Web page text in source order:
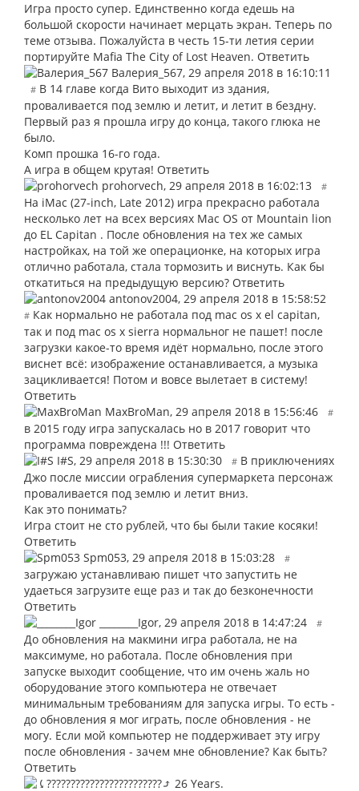
Игра просто супер. Единственно когда едешь на
большой скорости начинает мерцать экран. Теперь по
теме отзыва. Пожалуйста в честь 15-ти летия серии
портируйте Mafia The City of Lost Heaven. Ответить
Валерия_567, 29 апреля 2018 в 16:10:11
# В 14 главе когда Вито выходит из здания,
проваливается под землю и летит, и летит в бездну.
Первый раз я прошла игру до конца, такого глюка не
было.
Комп прошка 16-го года.
А игра в общем крутая! Ответить
prohorvech, 29 апреля 2018 в 16:02:13 #
На iMac (27-inch, Late 2012) игра прекрасно работала
несколько лет на всех версиях Mac OS от Mountain lion
до EL Capitan . После обновления на тех же самых
настройках, на той же операционке, на которых игра
отлично работала, стала тормозить и виснуть. Как бы
откатиться на предыдущую версию? Ответить
antonov2004, 29 апреля 2018 в 15:58:52
# Как нормально не работала под mac os x el capitan,
так и под mac os x sierra нормальног не пашет! после
загрузки какое-то время идёт нормально, после этого
виснет всё: изображение останавливается, а музыка
зацикливается! Потом и вовсе вылетает в систему!
Ответить
MaxBroMan, 29 апреля 2018 в 15:56:46 #
в 2015 году игра запускалась но в 2017 говорит что
программа повреждена !!! Ответить
I#S, 29 апреля 2018 в 15:30:30 # В приключениях
Джо после миссии ограбления супермаркета персонаж
проваливается под землю и летит вниз.
Как это понимать?
Игра стоит не сто рублей, что бы были такие косяки!
Ответить
Spm053, 29 апреля 2018 в 15:03:28 #
загружаю устанавливаю пишет что запустить не
удаеться загрузите еще раз и так до безконечности
Ответить
________Igor, 29 апреля 2018 в 14:47:24 #
До обновления на макмини игра работала, не на
максимуме, но работала. После обновления при
запуске выходит сообщение, что им очень жаль но
оборудование этого компьютера не отвечает
минимальным требованиям для запуска игры. То есть -
до обновления я мог играть, после обновления - не
могу. Если мой компьютер не поддерживает эту игру
после обновления - зачем мне обновление? Как быть?
Ответить